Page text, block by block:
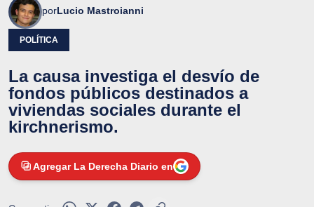
porLucio Mastroianni
POLÍTICA
La causa investiga el desvío de
fondos públicos destinados a
viviendas sociales durante el
kirchnerismo.
Agregar La Derecha Diario en